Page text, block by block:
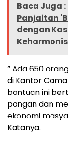
Baca Juga :
Panjaitan
dengan
” Ada 650
di Kantor
bantuan ini
pangan dan
ekonomi
Katanya.